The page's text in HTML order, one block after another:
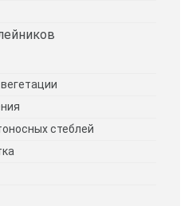
стеблей